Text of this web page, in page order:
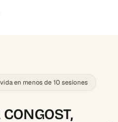
en menos de 10 sesiones